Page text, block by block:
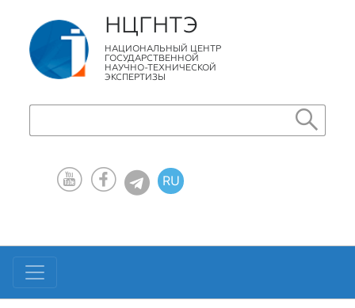
НЦГНТЭ
НАЦИОНАЛЬНЫЙ ЦЕНТР
ГОСУДАРСТВЕННОЙ
НАУЧНО-ТЕХНИЧЕСКОЙ
ЭКСПЕРТИЗЫ
RU